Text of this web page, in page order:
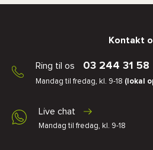
Kontakt
Ring til os 03 244 31 58
Mandag til fredag, kl. 9-18 (lokal
Live chat
Mandag til fredag, kl. 9-18